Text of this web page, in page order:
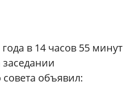
в 14 часов 55 минут
совета объявил: